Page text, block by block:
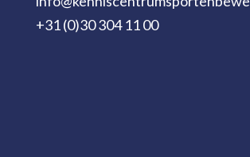
+31 (0)30 304 11 00